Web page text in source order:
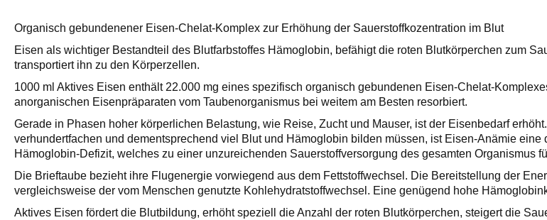
Organisch gebundenener Eisen-Chelat-Komplex zur Erhöhung der Sauerstoffkozentration im Blut
Eisen als wichtiger Bestandteil des Blutfarbstoffes Hämoglobin, befähigt die roten Blutkörperchen zum
transportiert ihn zu den Körperzellen.
1000 ml Aktives Eisen enthält 22.000 mg eines spezifisch organisch gebundenen Eisen-Chelat-
anorganischen Eisenpräparaten vom Taubenorganismus bei weitem am Besten resorbiert.
Gerade in Phasen hoher körperlichen Belastung, wie Reise, Zucht und Mauser, ist der Eisenbedarf
verhundertfachen und dementsprechend viel Blut und Hämoglobin bilden müssen, ist Eisen-Anämie
Hämoglobin-Defizit, welches zu einer unzureichenden Sauerstoffversorgung des gesamten Organismus
Die Brieftaube bezieht ihre Flugenergie vorwiegend aus dem Fettstoffwechsel. Die Bereitstellung der
vergleichsweise der vom Menschen genutzte Kohlehydratstoffwechsel. Eine genügend hohe
Aktives Eisen fördert die Blutbildung, erhöht speziell die Anzahl der roten Blutkörperchen, steigert die